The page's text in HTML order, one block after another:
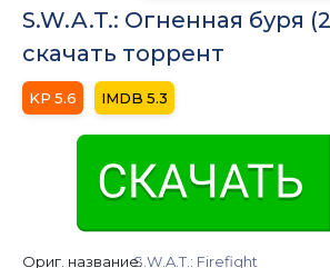
S.W.A.T.: Огненная буря
скачать торрент
5.6 5.3
Ориг. название:S.W.A.T.: Firefight